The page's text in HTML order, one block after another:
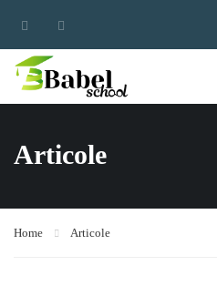
Articole
Home Articole